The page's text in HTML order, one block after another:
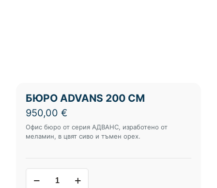
БЮРО ADVANS 200 СМ
950,00 €
Офис бюро от серия АДВАНС, изработено от
меламин, в цвят сиво и тъмен орех.